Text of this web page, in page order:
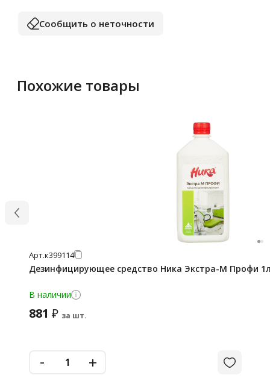
Сообщить о неточности
Похожие товары
Арт.к399114
Дезинфицирующее средство Ника Экстра-М Профи
В наличии
881 ₽ за шт.
- +